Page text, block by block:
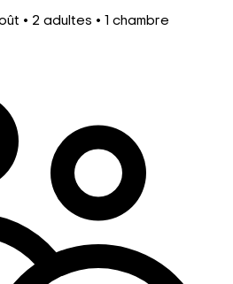
• 2 adultes • 1 chambre